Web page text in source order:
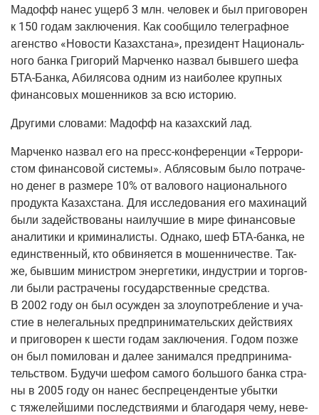
Мадофф нанес ущерб 3 млн. чело­век и был при­го­во­рен
к 150 годам заклю­че­ния. Как сооб­щи­ло теле­граф­ное
аген­ство «Ново­сти Казах­ста­на», пре­зи­дент Наци­о­наль­
но­го бан­ка Гри­го­рий Мар­чен­ко назвал быв­ше­го шефа
БТА-Бан­ка, Аби­ля­со­ва одним из наи­бо­лее круп­ных
финан­со­вых мошен­ни­ков за всю историю.
Дру­ги­ми сло­ва­ми: Мадофф на казах­ский лад.
Мар­чен­ко назвал его на пресс-кон­фе­рен­ции «Тер­ро­ри­
стом финан­со­вой систе­мы». Абля­со­вым было потра­че­
но денег в раз­ме­ре 10% от вало­во­го наци­о­наль­но­го
про­дук­та Казах­ста­на. Для иссле­до­ва­ния его махи­на­ций
были задей­ство­ва­ны наи­луч­шие в мире финан­со­вые
ана­ли­ти­ки и кри­ми­на­ли­сты. Одна­ко, шеф БТА-бан­ка, не
един­ствен­ный, кто обви­ня­ет­ся в мошен­ни­че­стве. Так­
же, быв­шим мини­стром энер­ге­ти­ки, инду­стрии и тор­гов­
ли были рас­тра­че­ны госу­дар­ствен­ные сред­ства.
В 2002 году он был осуж­ден за зло­упо­треб­ле­ние и уча­
стие в неле­галь­ных пред­при­ни­ма­тель­ских дей­стви­ях
и при­го­во­рен к шести годам заклю­че­ния. Годом поз­же
он был поми­ло­ван и далее зани­мал­ся пред­при­ни­ма­
тель­ством. Будучи шефом само­го боль­шо­го бан­ка стра­
ны в 2005 году он нанес бес­пре­цен­ден­тые убыт­ки
с тяже­лей­ши­ми послед­стви­я­ми и бла­го­да­ря чему, неве­